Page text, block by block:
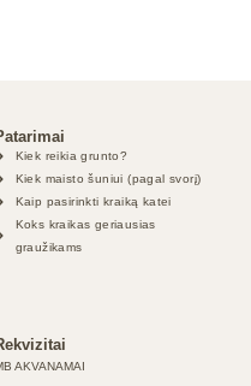
Kiek reikia grunto?
Kiek maisto šuniui (pagal svorį)
Kaip pasirinkti kraiką katei
Koks kraikas geriausias
graužikams
AKVANAMAI